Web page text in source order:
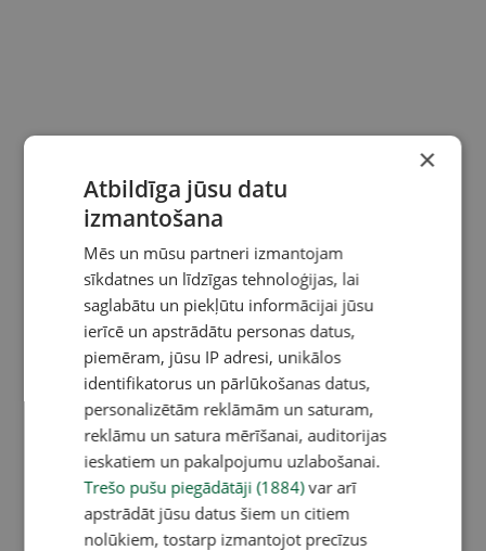
×
Atbildīga jūsu datu
izmantošana
Mēs un mūsu partneri izmantojam
sīkdatnes un līdzīgas tehnoloģijas, lai
saglabātu un piekļūtu informācijai jūsu
ierīcē un apstrādātu personas datus,
piemēram, jūsu IP adresi, unikālos
identifikatorus un pārlūkošanas datus,
personalizētām reklāmām un saturam,
reklāmu un satura mērīšanai, auditorijas
ieskatiem un pakalpojumu uzlabošanai.
Trešo pušu piegādātāji (1884)var arī
apstrādāt jūsu datus šiem un citiem
nolūkiem, tostarp izmantojot precīzus